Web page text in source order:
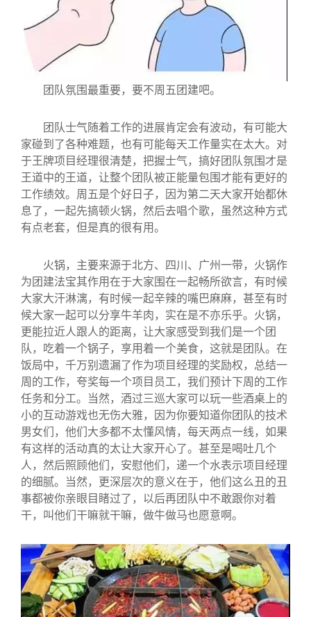
团队氛围最重要，要不周五团建吧。
团队士气随着工作的进展肯定会有波动，有可能大
家碰到了各种难题，也有可能每天工作量实在太大。对
于王牌项目经理很清楚，把握士气，搞好团队氛围才是
王道中的王道，让整个团队被正能量包围才能有更好的
工作绩效。周五是个好日子，因为第二天大家开始都休
息了，一起先搞顿火锅，然后去唱个歌，虽然这种方式
有点老套，但是真的很有用。
火锅，主要来源于北方、四川、广州一带，火锅作
为团建法宝其作用在于大家围在一起畅所欲言，有时候
大家大汗淋漓，有时候一起辛辣的嘴巴麻麻，甚至有时
候大家一起可以分享牛羊肉，实在是不亦乐乎。火锅，
更能拉近人跟人的距离，让大家感受到我们是一个团
队，吃着一个锅子，享用着一个美食，这就是团队。在
饭局中，千万别遗漏了作为项目经理的奖励权，总结一
周的工作，夸奖每一个项目员工，我们预计下周的工作
任务和分工。当然，酒过三巡大家可以玩一些酒桌上的
小的互动游戏也无伤大雅，因为你要知道你团队的技术
男女们，他们大多都不太懂风情，每天两点一线，如果
有这样的活动真的太让大家开心了。甚至是喝吐几个
人，然后照顾他们，安慰他们，递一个水表示项目经理
的细腻。当然，更深层次的意义在于，他们这么丑的丑
事都被你亲眼目睹过了，以后再团队中不敢跟你对着
干，叫他们干嘛就干嘛，做牛做马也愿意啊。